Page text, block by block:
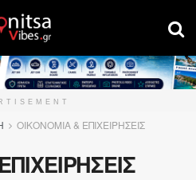
ΟΙΚΟΝΟΜΙΑ & ΕΠΙΧΕΙΡΗΣΕΙΣ